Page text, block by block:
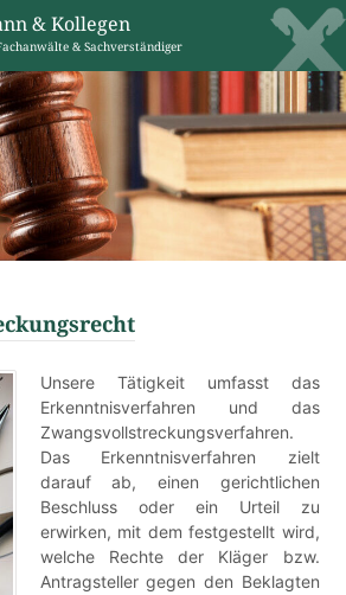
& Kollegen
& Sachverständiger
Unsere Tätigkeit umfasst das
Erkenntnisverfahren und das
Zwangs­voll­streckungs­verfahren.
Das Erkenntnis­verfahren zielt
darauf ab, einen gerichtlichen
Beschluss oder ein Urteil zu
erwirken, mit dem festgestellt wird,
welche Rechte der Kläger bzw.
Antragsteller gegen den Beklagten